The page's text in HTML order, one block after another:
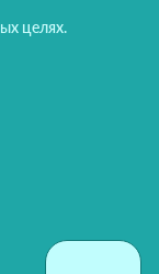
целях.